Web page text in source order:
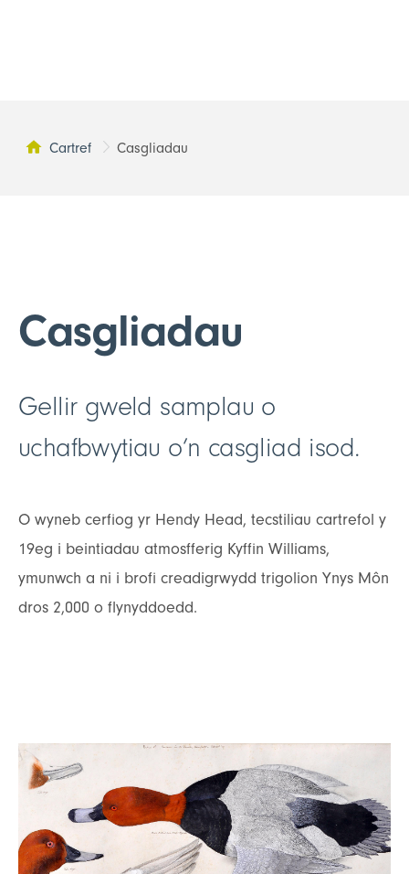
Cartref
Tudalen yma:
Casgliadau
Casgliadau
Gellir gweld samplau o
uchafbwytiau o’n casgliad isod.
O wyneb cerfiog yr Hendy Head, tecstiliau cartrefol y
19eg i beintiadau atmosfferig Kyffin Williams,
ymunwch a ni i brofi creadigrwydd trigolion Ynys Môn
dros 2,000 o flynyddoedd.